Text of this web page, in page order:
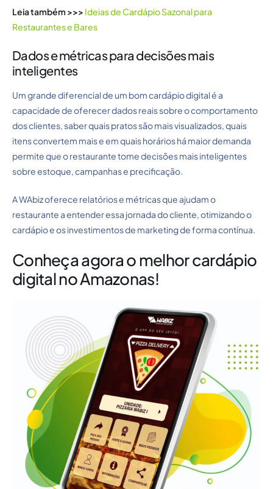
Leia também >>> Ideias de Cardápio Sazonal para
Restaurantes e Bares
Dados e métricas para decisões mais
inteligentes
Um grande diferencial de um bom cardápio digital é a
capacidade de oferecer dados reais sobre o comportamento
dos clientes, saber quais pratos são mais visualizados, quais
itens convertem mais e em quais horários há maior demanda
permite que o restaurante tome decisões mais inteligentes
sobre estoque, campanhas e precificação.
A WAbiz oferece relatórios e métricas que ajudam o
restaurante a entender essa jornada do cliente, otimizando o
cardápio e os investimentos de marketing de forma contínua.
Conheça agora o melhor cardápio
digital no Amazonas!